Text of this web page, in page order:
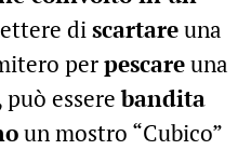
discartareuna
perpescareuna
può esserebandita
un mostro “Cubico”